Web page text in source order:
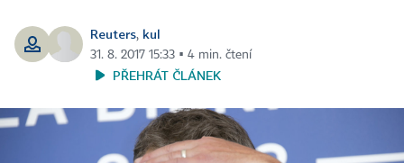
Reuters, kul
31. 8. 2017 15:33 ▪ 4 min. čtení
PŘEHRÁT ČLÁNEK